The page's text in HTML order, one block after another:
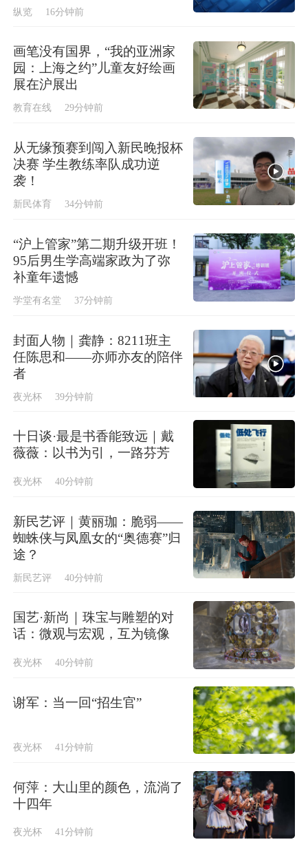
纵览 16分钟前
画笔没有国界，“我的亚洲家
园：上海之约”儿童友好绘画
展在沪展出
教育在线 29分钟前
从无缘预赛到闯入新民晚报杯
决赛 学生教练率队成功逆
袭！
新民体育 34分钟前
“沪上管家”第二期升级开班！
95后男生学高端家政为了弥
补童年遗憾
学堂有名堂 37分钟前
封面人物｜龚静：8211班主
任陈思和——亦师亦友的陪伴
者
夜光杯 39分钟前
十日谈·最是书香能致远｜戴
薇薇：以书为引，一路芬芳
夜光杯 40分钟前
新民艺评｜黄丽珈：脆弱——
蜘蛛侠与凤凰女的“奥德赛”归
途？
新民艺评 40分钟前
国艺·新尚｜珠宝与雕塑的对
话：微观与宏观，互为镜像
夜光杯 40分钟前
谢军：当一回“招生官”
夜光杯 41分钟前
何萍：大山里的颜色，流淌了
十四年
夜光杯 41分钟前